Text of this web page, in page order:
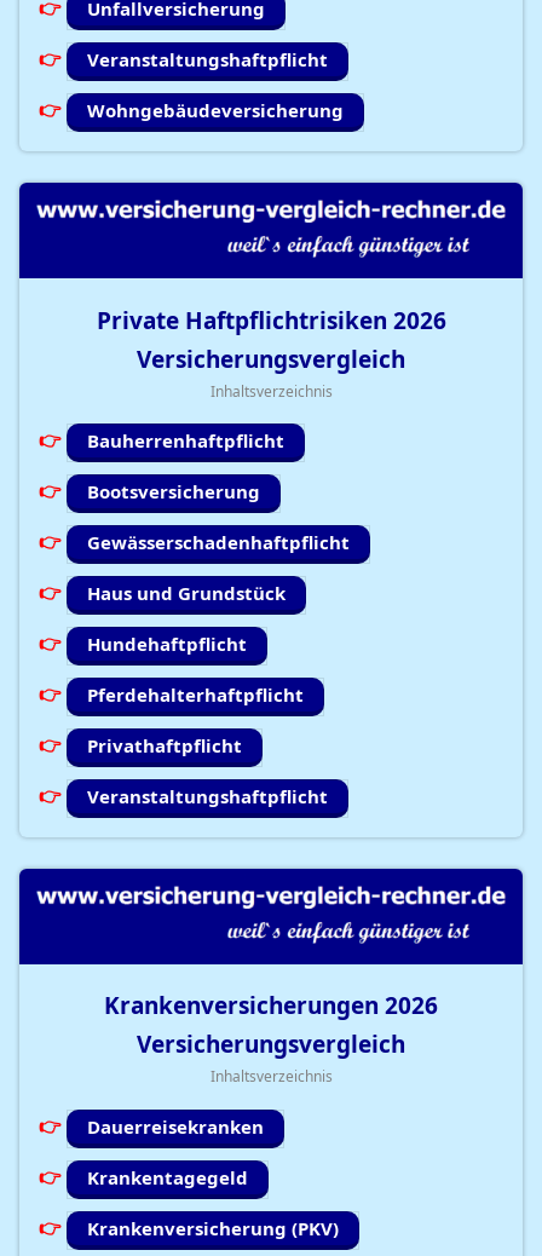
Unfallversicherung
Veranstaltungshaftpflicht
Wohngebäudeversicherung
Private Haftpflichtrisiken 2026
Versicherungsvergleich
Inhaltsverzeichnis
Bauherrenhaftpflicht
Bootsversicherung
Gewässerschadenhaftpflicht
Haus und Grundstück
Hundehaftpflicht
Pferdehalterhaftpflicht
Privathaftpflicht
Veranstaltungshaftpflicht
Krankenversicherungen 2026
Versicherungsvergleich
Inhaltsverzeichnis
Dauerreisekranken
Krankentagegeld
Krankenversicherung (PKV)